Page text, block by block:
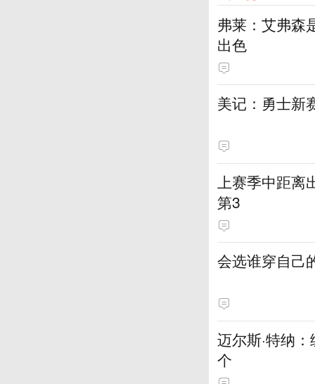
弗莱：艾弗森
出色
美记：勇士新
上赛季中距
第3
会选谁穿自己
迈尔斯·特纳
个